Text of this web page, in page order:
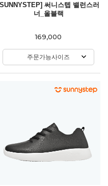
써니스텝 밸런스러
너_올블랙
169,000
주문가능사이즈